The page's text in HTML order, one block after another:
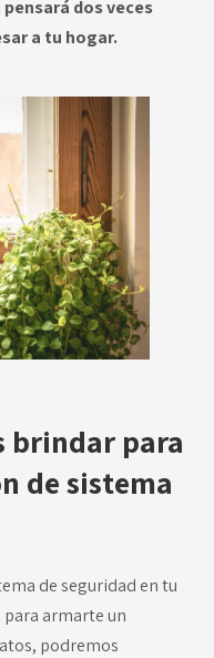
dos veces
a tu hogar.
brindar para
de sistema
de seguridad en tu
armarte un
podremos